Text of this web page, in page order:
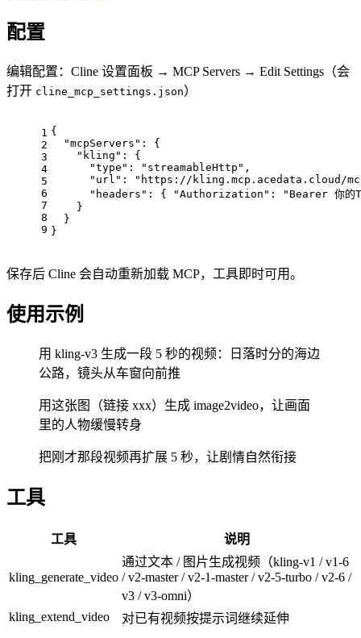
配置
编辑配置：Cline 设置面板 → MCP Servers → Edit Settings（会
打开 cline_mcp_settings.json）
1
2
3
4
5
6
7
8
9
{
"mcpServers" : {
"kling" : {
"type" : "streamableHttp" ,
"url" :
"https://kling.mcp.acedata.cloud/
"headers" : { "Authorization" :
"Bearer 你的
    }
  }
}
保存后 Cline 会自动重新加载 MCP，工具即时可用。
使用示例
用 kling-v3 生成一段 5 秒的视频：日落时分的海边
公路，镜头从车窗向前推
用这张图（链接 xxx）生成 image2video，让画面
里的人物缓慢转身
把刚才那段视频再扩展 5 秒，让剧情自然衔接
工具
工具 说明
kling_generate_video
通过文本 / 图片生成视频（kling-v1 / v1-6
/ v2-master / v2-1-master / v2-5-turbo / v2-6 /
v3 / v3-omni）
kling_extend_video
对已有视频按提示词继续延伸